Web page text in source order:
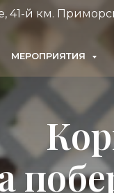
41-й км.
МЕРОПРИЯТИЯ